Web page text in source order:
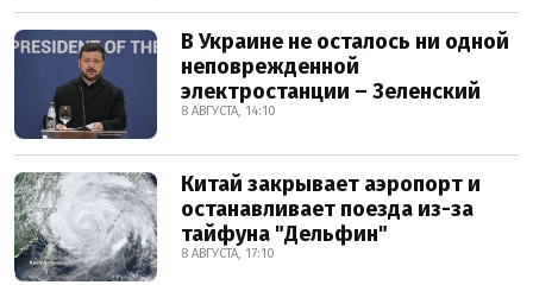
В Украине не осталось ни одной
неповрежденной
электростанции – Зеленский
8 АВГУСТА, 14:10
Китай закрывает аэропорт и
останавливает поезда из-за
тайфуна "Дельфин"
8 АВГУСТА, 17:10